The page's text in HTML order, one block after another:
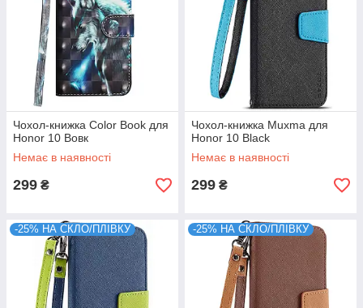
Чохол-книжка Color Book для
Honor 10 Вовк
Немає в наявності
299 ₴
Чохол-книжка Muxma для
Honor 10 Black
Немає в наявності
299 ₴
-25% НА СКЛО/ПЛІВКУ -25% НА СКЛО/ПЛІВКУ